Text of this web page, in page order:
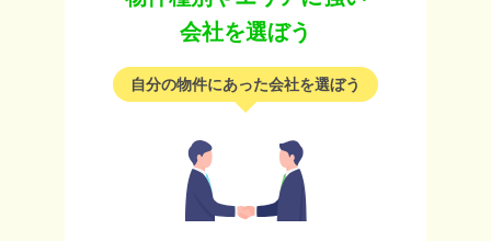
会社を選ぼう
自分の物件にあった会社を選ぼう